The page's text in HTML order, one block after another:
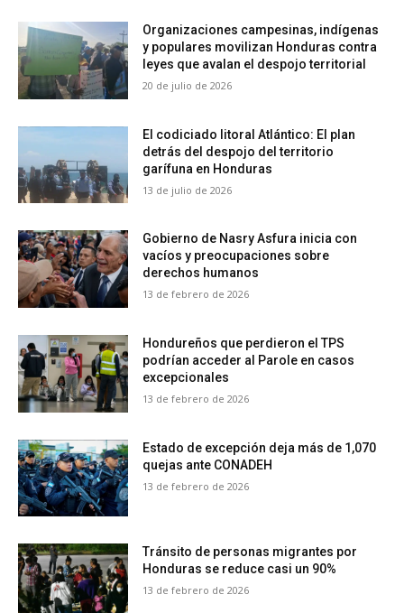
Organizaciones campesinas, indígenas
y populares movilizan Honduras contra
leyes que avalan el despojo territorial
20 de julio de 2026
El codiciado litoral Atlántico: El plan
detrás del despojo del territorio
garífuna en Honduras
13 de julio de 2026
Gobierno de Nasry Asfura inicia con
vacíos y preocupaciones sobre
derechos humanos
13 de febrero de 2026
Hondureños que perdieron el TPS
podrían acceder al Parole en casos
excepcionales
13 de febrero de 2026
Estado de excepción deja más de 1,070
quejas ante CONADEH
13 de febrero de 2026
Tránsito de personas migrantes por
Honduras se reduce casi un 90%
13 de febrero de 2026